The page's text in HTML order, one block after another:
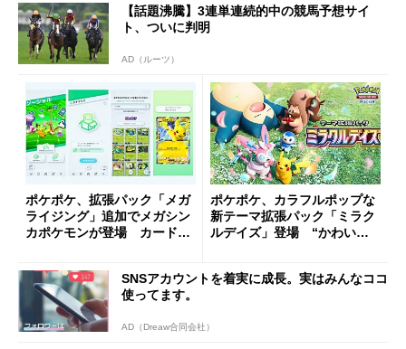
【話題沸騰】3連単連続的中の競馬予想サイ
ト、ついに判明
AD（ルーツ）
ポケポケ、拡張パック「メガ
ライジング」追加でメガシン
カポケモンが登場 カード譲
ポケポケ、カラフルポップな
新テーマ拡張パック「ミラク
ルデイズ」登場 “かわい
SNSアカウントを着実に成長。実はみんなココ
使ってます。
AD（Dreaw合同会社）